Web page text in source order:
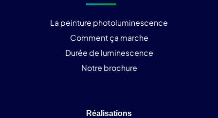
La peinture photoluminescence
Comment ça marche
Durée de luminescence
Notre brochure
Réalisations